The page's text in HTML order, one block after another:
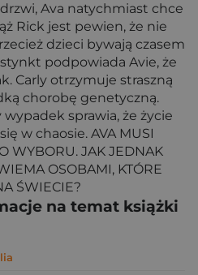
Ava natychmiast chce
Rick jest pewien, że nie
dzieci bywają czasem
podpowiada Avie, że
Carly otrzymuje straszną
chorobę genetyczną.
sprawia, że życie
w chaosie. AVA MUSI
WYBORU. JAK JEDNAK
OSOBAMI, KTÓRE
ŚWIECIE?
na temat książki